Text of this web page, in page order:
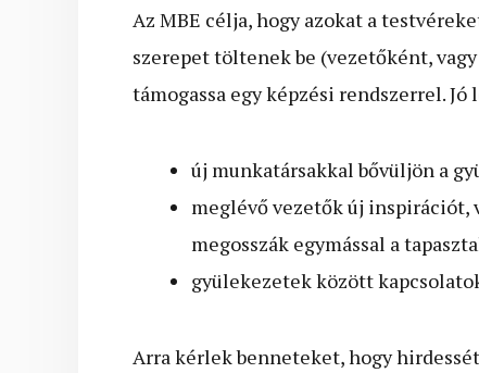
Az MBE célja, hogy azokat a
szerepet töltenek be (vezetőként,
támogassa egy képzési rendszerrel. Jó
új munkatársakkal bővüljön a
meglévő vezetők új inspirációt,
megosszák egymással a
gyülekezetek között
Arra kérlek benneteket, hogy